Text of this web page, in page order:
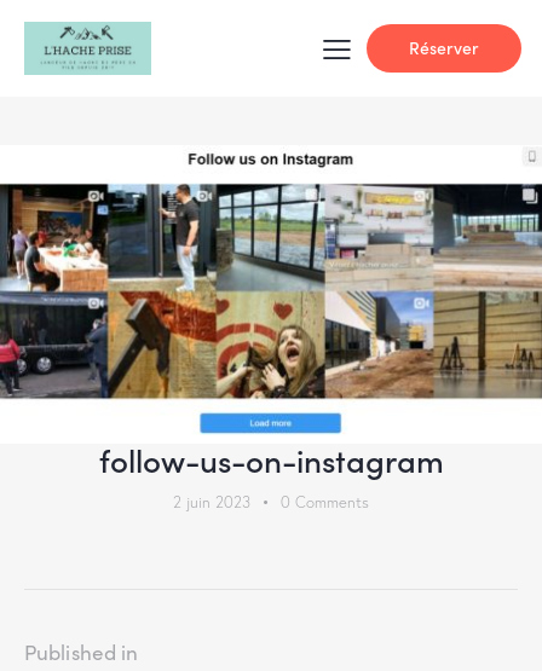
Réserver
follow-us-on-instagram
2 juin 2023 0 Comments
Published in